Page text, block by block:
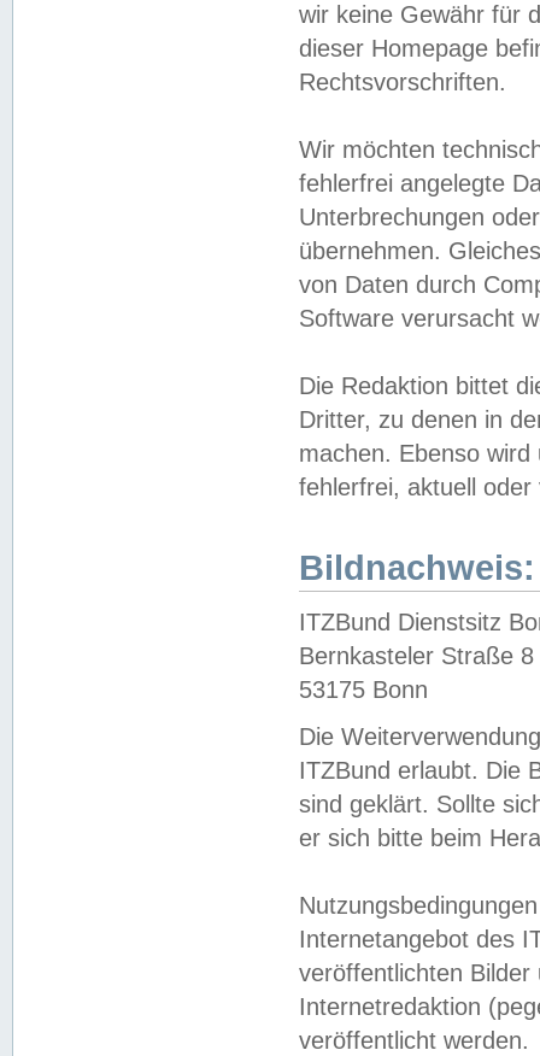
wir keine Gewähr für
dieser Homepage
Rechtsvorschriften.
Wir möchten
fehlerfrei angelegte
Unterbrechungen
übernehmen.
von Daten durch
Software verursacht
Die Redaktion bittet
Dritter, zu denen in
machen. Ebenso
fehlerfrei, aktuell oder
Bildnachweis:
ITZBund Dienstsitz
Bernkasteler Straße 8
53175 Bonn
Die
ITZBund erlaubt. Die
sind geklärt. Sollte
er sich bitte beim
Internetangebot des
veröffentlichten
Internetredaktion
veröffentlicht werden.